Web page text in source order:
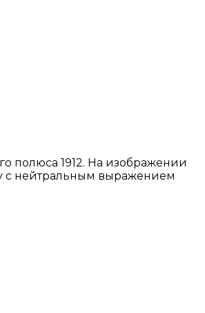
полюса 1912. На изображении
с нейтральным выражением